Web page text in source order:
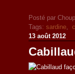
Posté par
Tags:sardine,
13 août 2012